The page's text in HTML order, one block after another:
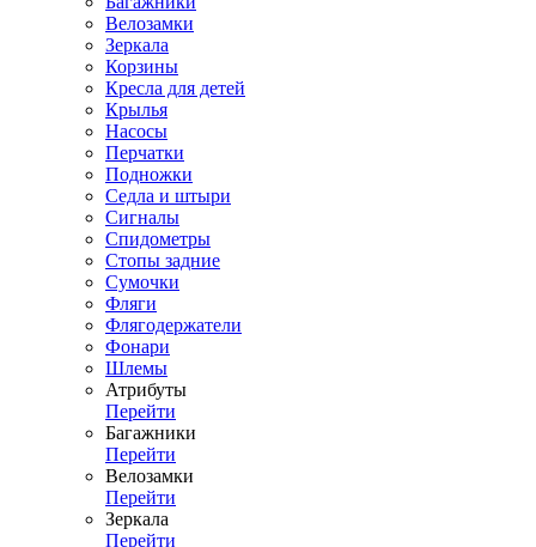
Велозамки
Зеркала
Корзины
Кресла для детей
Крылья
Насосы
Перчатки
Подножки
Седла и штыри
Сигналы
Спидометры
Стопы задние
Сумочки
Фляги
Флягодержатели
Фонари
Шлемы
Атрибуты
Перейти
Багажники
Перейти
Велозамки
Перейти
Зеркала
Перейти